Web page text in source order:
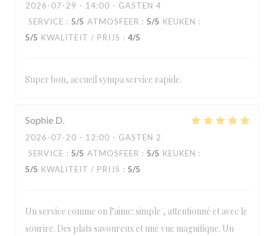
2026-07-29 - 14:00 - GASTEN 4
SERVICE : 5/5 ATMOSFEER : 5/5 KEUKEN :
5/5 KWALITEIT / PRIJS : 4/5
Super bon, accueil sympa service rapide.
Sophie D
2026-07-20 - 12:00 - GASTEN 2
SERVICE : 5/5 ATMOSFEER : 5/5 KEUKEN :
5/5 KWALITEIT / PRIJS : 5/5
Un service comme on l’aime: simple , attentionné et avec le
sourire. Des plats savoureux et une vue magnifique. Un